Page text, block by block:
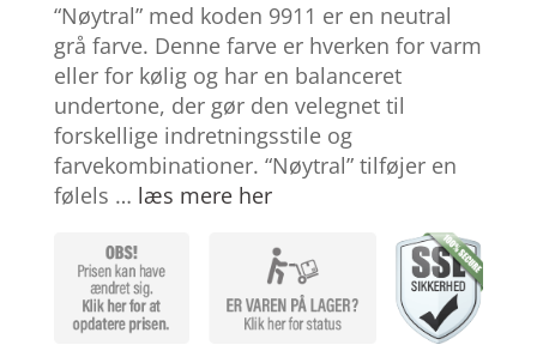
ud af 5
baseret
på
kundebedø
mmelser
“Nøytral” med koden 9911 er en neutral
grå farve. Denne farve er hverken for varm
eller for kølig og har en balanceret
undertone, der gør den velegnet til
forskellige indretningsstile og
farvekombinationer. “Nøytral” tilføjer en
følels … læs mere her